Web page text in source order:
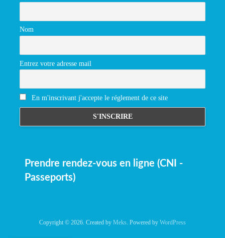
Nom
Entrez votre adresse mail
En m'inscrivant j'accepte le réglement de ce site
Prendre rendez-vous en ligne (CNI -
Passeports)
Copyright © 2026. Created by Meks . Powered by WordPress